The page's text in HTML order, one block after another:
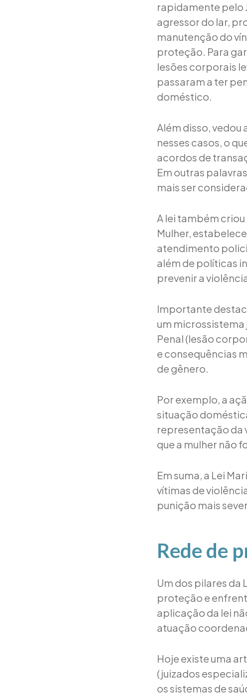
rapidamente pelo
agressor do lar,
manutenção do
proteção. Para
lesões corporais
passaram a ter
doméstico.
Além disso, vedou
nesses casos, o
acordos de
Em outras
mais ser
A lei também
Mulher,
atendimento
além de políticas
prevenir a
Importante
um
Penal (lesão
e consequências
de gênero.
Por exemplo, a
situação
representação da
que a mulher não
Em suma, a Lei
vítimas de
punição mais
Rede de
Um dos pilares da
proteção e
aplicação da lei
atuação
Hoje existe uma
(juizados
os sistemas de